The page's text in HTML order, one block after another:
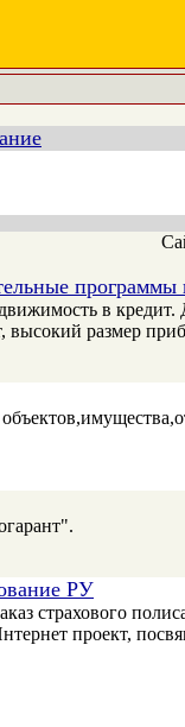
программы
в кредит.
высокий размер
РУ
страхового
проект,